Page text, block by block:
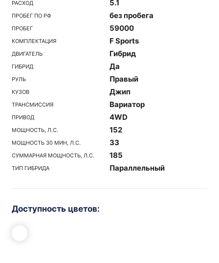
РАСХОД 5.1
ПРОБЕГ ПО РФ без пробега
ПРОБЕГ 59000
КОМПЛЕКТАЦИЯ F Sports
ДВИГАТЕЛЬ Гибрид
ГИБРИД Да
РУЛЬ Правый
КУЗОВ Джип
ТРАНСМИССИЯ Вариатор
ПРИВОД 4WD
МОЩНОСТЬ, Л.С. 152
МОЩНОСТЬ 30 МИН, Л.С. 33
СУММАРНАЯ МОЩНОСТЬ, Л.С. 185
ТИП ГИБРИДА Параллельный
Доступность цветов: